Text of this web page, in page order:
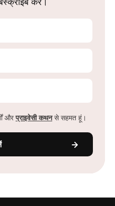
औरप्राइवेसी कथनसे सहमत हूं।